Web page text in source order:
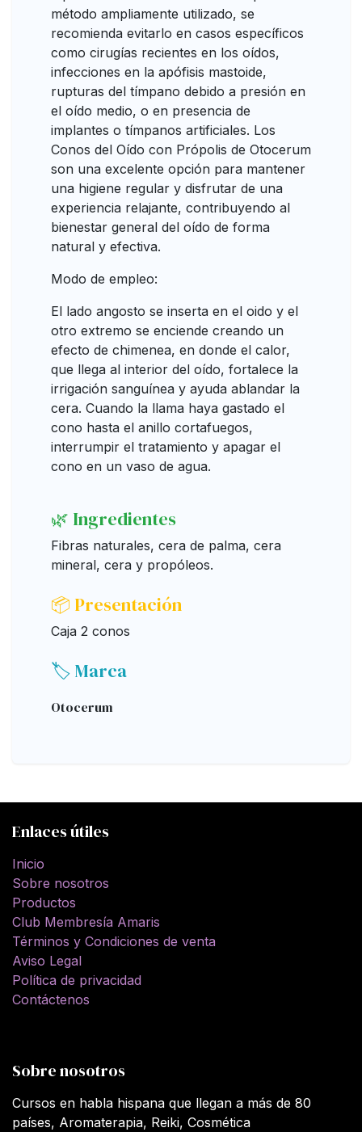
método ampliamente utilizado, se
recomienda evitarlo en casos específicos
como cirugías recientes en los oídos,
infecciones en la apófisis mastoide,
rupturas del tímpano debido a presión en
el oído medio, o en presencia de
implantes o tímpanos artificiales. Los
Conos del Oído con Própolis de Otocerum
son una excelente opción para mantener
una higiene regular y disfrutar de una
experiencia relajante, contribuyendo al
bienestar general del oído de forma
natural y efectiva.
Modo de empleo:
El lado angosto se inserta en el oido y el
otro extremo se enciende creando un
efecto de chimenea, en donde el calor,
que llega al interior del oído, fortalece la
irrigación sanguínea y ayuda ablandar la
cera. Cuando la llama haya gastado el
cono hasta el anillo cortafuegos,
interrumpir el tratamiento y apagar el
cono en un vaso de agua.
🌿 Ingredientes
Fibras naturales, cera de palma, cera
mineral, cera y propóleos.
📦 Presentación
Caja 2 conos
🏷️ Marca
Otocerum
Enlaces útiles
Inicio
Sobre nosotros
Productos
Club Membresía Amaris
Términos y Condiciones de venta
Aviso Legal
Política de privacidad
Contáctenos
Sobre nosotros
Cursos en habla hispana que llegan a más de 80
países, Aromaterapia, Reiki, Cosmética